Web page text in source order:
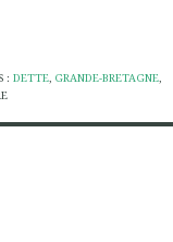
:DETTE, GRANDE-BRETAGNE,